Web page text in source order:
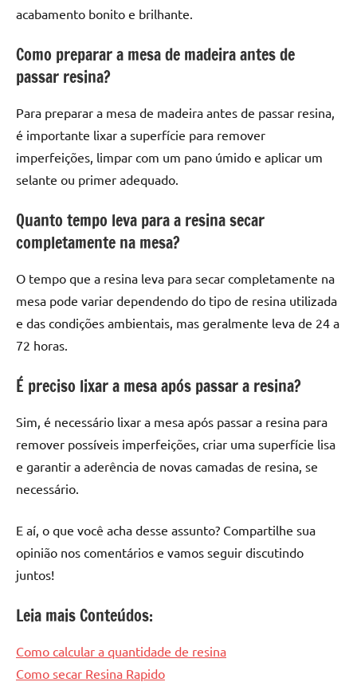
acabamento bonito e brilhante.
Como preparar a mesa de madeira antes de
passar resina?
Para preparar a mesa de madeira antes de passar resina,
é importante lixar a superfície para remover
imperfeições, limpar com um pano úmido e aplicar um
selante ou primer adequado.
Quanto tempo leva para a resina secar
completamente na mesa?
O tempo que a resina leva para secar completamente na
mesa pode variar dependendo do tipo de resina utilizada
e das condições ambientais, mas geralmente leva de 24 a
72 horas.
É preciso lixar a mesa após passar a resina?
Sim, é necessário lixar a mesa após passar a resina para
remover possíveis imperfeições, criar uma superfície lisa
e garantir a aderência de novas camadas de resina, se
necessário.
E aí, o que você acha desse assunto? Compartilhe sua
opinião nos comentários e vamos seguir discutindo
juntos!
Leia mais Conteúdos:
Como calcular a quantidade de resina
Como secar Resina Rapido